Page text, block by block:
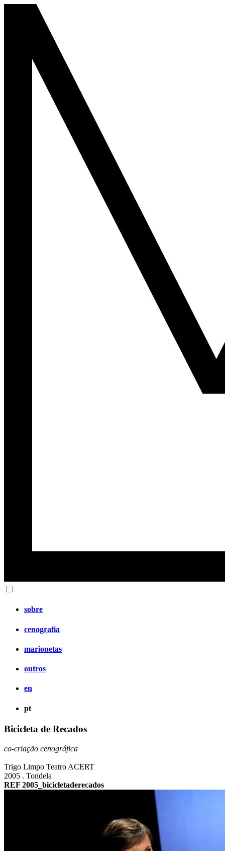
sobre
cenografia
marionetas
outros
en
pt
Bicicleta de Recados
co-criação cenográfica
Trigo Limpo Teatro ACERT
2005 . Tondela
REF 2005_bicicletaderecados